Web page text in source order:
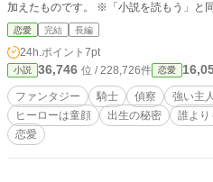
加えたものです。 ※「小説を読もう」と同
恋愛 完結 長編
24h.ポイント 7pt
小説 36,746 位 / 228,726件 恋愛
ファンタジー 騎士 偵察 強い主
ヒーローは童顔
出生の秘密 誰より
恋愛